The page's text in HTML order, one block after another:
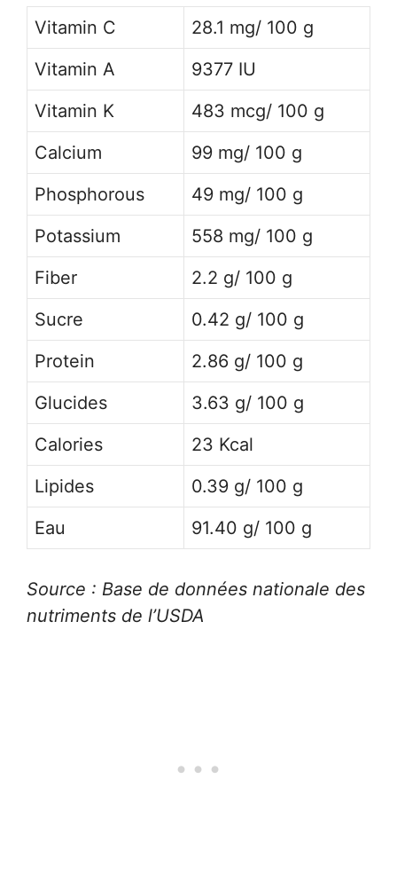
Vitamin C
28.1 mg/ 100 g
Vitamin A
9377 IU
Vitamin K
483 mcg/ 100 g
Calcium
99 mg/ 100 g
Phosphorous
49 mg/ 100 g
Potassium
558 mg/ 100 g
Fiber
2.2 g/ 100 g
Sucre
0.42 g/ 100 g
Protein
2.86 g/ 100 g
Glucides
3.63 g/ 100 g
Calories
23 Kcal
Lipides
0.39 g/ 100 g
Eau
91.40 g/ 100 g
Source : Base de données nationale des
nutriments de l’USDA